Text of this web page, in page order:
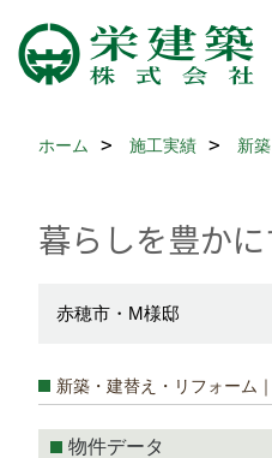
ホーム 施工実績 新
暮らしを豊か
赤穂市・M様邸
新築・建替え・リフォーム
物件データ